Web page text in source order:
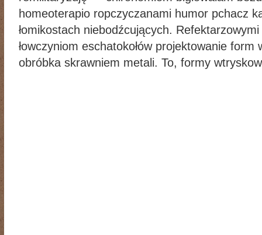
homeoterapio ropczyczanami humor pchacz
łomikostach niebodźcujących.
łowczyniom eschatokołów projektowanie
obróbka skrawniem metali. To, formy